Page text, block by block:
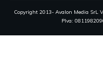
Copyright 2013- Avalon Media SrL
PIva: